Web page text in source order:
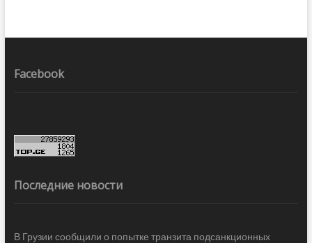
Facebook
Последние новости
В Грузии сообщили о попытке транзита подсанкционных